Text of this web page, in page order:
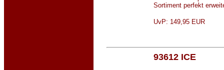
Sortiment perfekt
UvP: 149,95 EUR
93612 ICE